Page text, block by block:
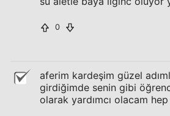
0
aferim kardeşim güzel
girdiğimde senin gibi
olarak yardımcı olacam hep